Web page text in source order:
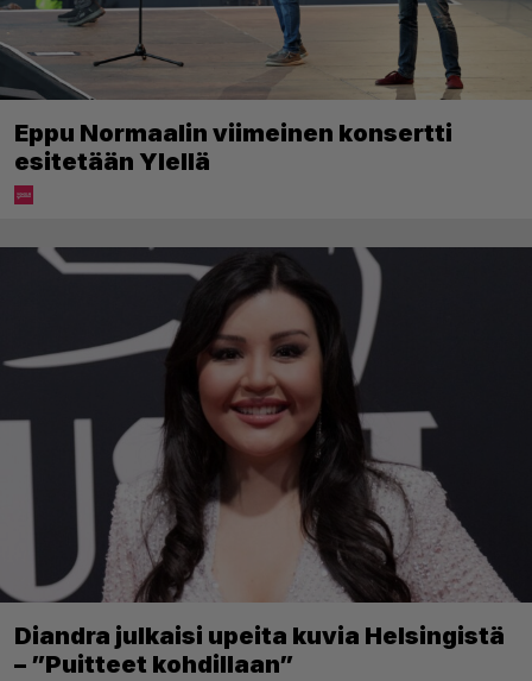
Eppu Normaalin viimeinen konsertti
esitetään Ylellä
Diandra julkaisi upeita kuvia Helsingistä
– ”Puitteet kohdillaan”